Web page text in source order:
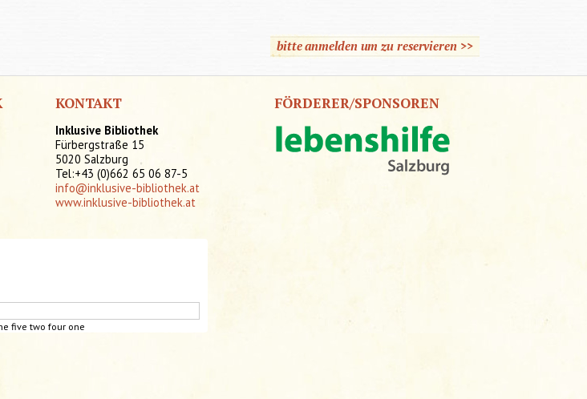
bitte anmelden um zu reservieren >>
five two four one
KONTAKT
Inklusive Bibliothek
Fürbergstraße 15
5020 Salzburg
Tel:+43 (0)662 65 06 87-5
info@inklusive-bibliothek.at
www.inklusive-bibliothek.at
FÖRDERER/SPONSOREN